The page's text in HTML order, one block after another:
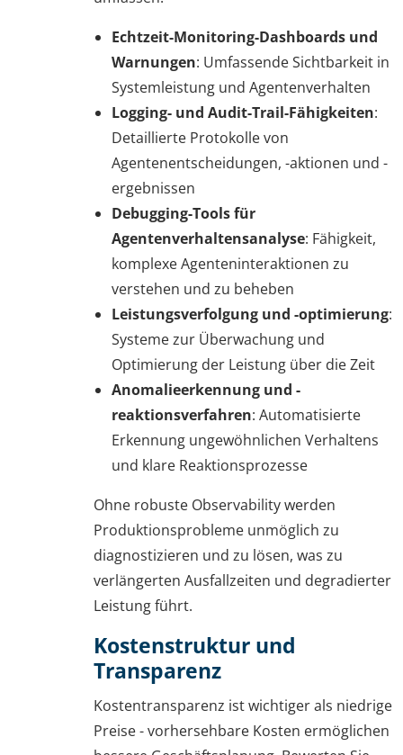
Echtzeit-Monitoring-Dashboards und
Warnungen: Umfassende Sichtbarkeit in
Systemleistung und Agentenverhalten
Logging- und Audit-Trail-Fähigkeiten:
Detaillierte Protokolle von
Agentenentscheidungen, -aktionen und -
ergebnissen
Debugging-Tools für
Agentenverhaltensanalyse: Fähigkeit,
komplexe Agenteninteraktionen zu
verstehen und zu beheben
Leistungsverfolgung und -optimierung:
Systeme zur Überwachung und
Optimierung der Leistung über die Zeit
Anomalieerkennung und -
reaktionsverfahren: Automatisierte
Erkennung ungewöhnlichen Verhaltens
und klare Reaktionsprozesse
Ohne robuste Observability werden
Produktionsprobleme unmöglich zu
diagnostizieren und zu lösen, was zu
verlängerten Ausfallzeiten und degradierter
Leistung führt.
Kostenstruktur und
Transparenz
Kostentransparenz ist wichtiger als niedrige
Preise - vorhersehbare Kosten ermöglichen